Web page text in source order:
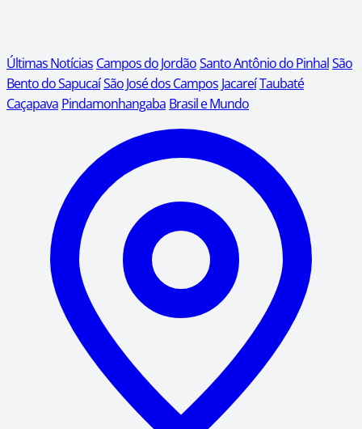
Últimas Notícias Campos do JordãoSanto Antônio do PinhalSão
Bento do SapucaíSão José dos Campos JacareíTaubaté
Caçapava Pindamonhangaba Brasil e Mundo